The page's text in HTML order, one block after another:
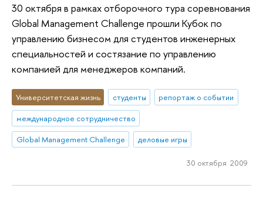
30 октября в рамках отборочного тура соревнования
Global Management Challenge прошли Кубок по
управлению бизнесом для студентов инженерных
специальностей и состязание по управлению
компанией для менеджеров компаний.
Университетская жизнь студенты
репортаж о событии
международное сотрудничество
Global Management Challenge
деловые игры
30 октября 2009